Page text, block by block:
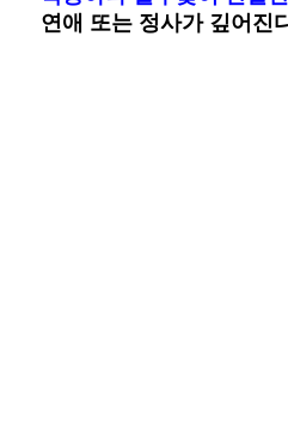
연애 또는 정사가 깊어진